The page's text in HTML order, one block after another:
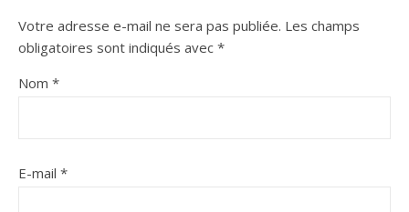
Votre adresse e-mail ne sera pas publiée. Les champs
obligatoires sont indiqués avec *
Nom *
E-mail *